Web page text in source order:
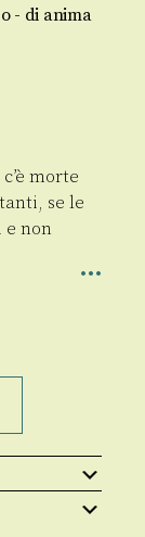
- di anima
morte
se le
e non